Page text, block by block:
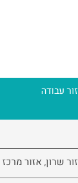
עבודה
שרון, אזור מרכז